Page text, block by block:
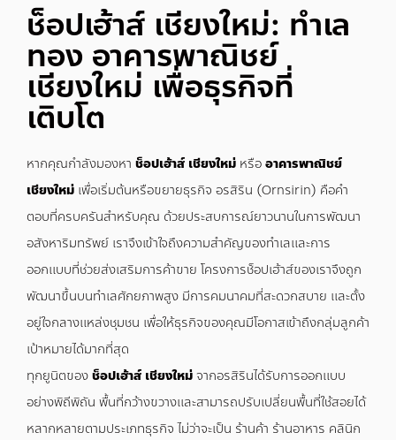
ช็อปเฮ้าส์ เชียงใหม่: ทำเล
ทอง อาคารพาณิชย์
เชียงใหม่ เพื่อธุรกิจที่
เติบโต
หากคุณกำลังมองหา ช็อปเฮ้าส์ เชียงใหม่ หรืออาคารพาณิชย์
เชียงใหม่ เพื่อเริ่มต้นหรือขยายธุรกิจ อรสิริน (Ornsirin) คือคำ
ตอบที่ครบครันสำหรับคุณ ด้วยประสบการณ์ยาวนานในการพัฒนา
อสังหาริมทรัพย์ เราจึงเข้าใจถึงความสำคัญของทำเลและการ
ออกแบบที่ช่วยส่งเสริมการค้าขาย โครงการช็อปเฮ้าส์ของเราจึงถูก
พัฒนาขึ้นบนทำเลศักยภาพสูง มีการคมนาคมที่สะดวกสบาย และตั้ง
อยู่ใจกลางแหล่งชุมชน เพื่อให้ธุรกิจของคุณมีโอกาสเข้าถึงกลุ่มลูกค้า
เป้าหมายได้มากที่สุด
ทุกยูนิตของช็อปเฮ้าส์ เชียงใหม่จากอรสิรินได้รับการออกแบบ
อย่างพิถีพิถัน พื้นที่กว้างขวางและสามารถปรับเปลี่ยนพื้นที่ใช้สอยได้
หลากหลายตามประเภทธุรกิจ ไม่ว่าจะเป็น ร้านค้า ร้านอาหาร คลินิก